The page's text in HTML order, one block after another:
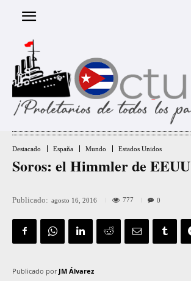
Destacado España Mundo Estados Unidos
Soros: el Himmler de EEUU
Publicado: agosto 16, 2016 777 0
Publicado por JM Álvarez